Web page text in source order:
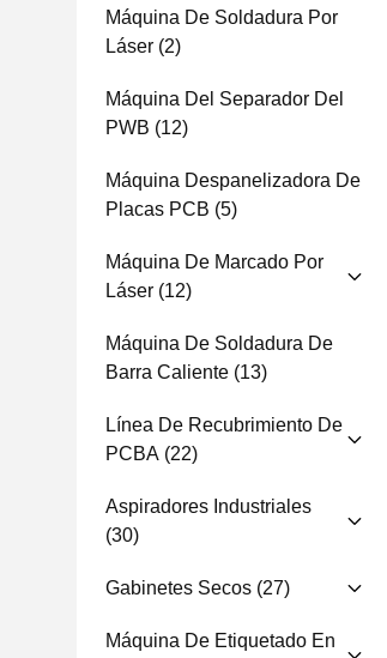
Máquina De Soldadura Por
Láser (2)
Máquina Del Separador Del
PWB (12)
Máquina Despanelizadora De
Placas PCB (5)
Máquina De Marcado Por
Láser (12)
Máquina De Soldadura De
Barra Caliente (13)
Línea De Recubrimiento De
PCBA (22)
Aspiradores Industriales
(30)
Gabinetes Secos (27)
Máquina De Etiquetado En